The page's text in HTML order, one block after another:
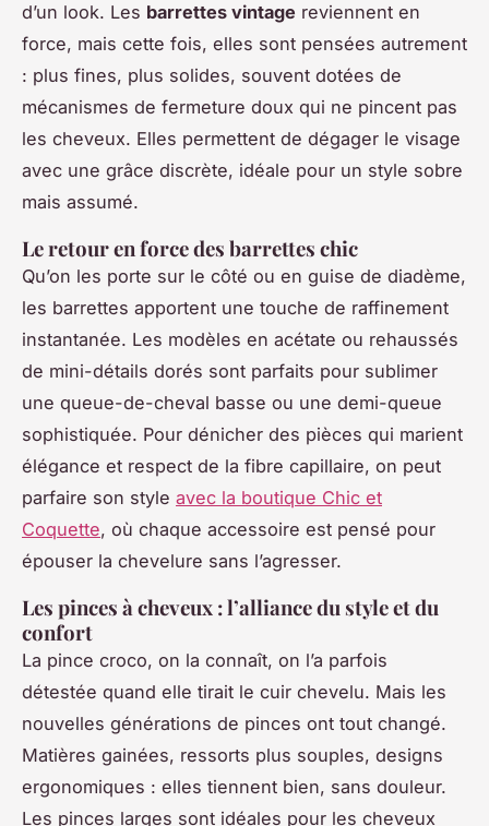
d’un look. Les barrettes vintage reviennent en
force, mais cette fois, elles sont pensées autrement
: plus fines, plus solides, souvent dotées de
mécanismes de fermeture doux qui ne pincent pas
les cheveux. Elles permettent de dégager le visage
avec une grâce discrète, idéale pour un style sobre
mais assumé.
Le retour en force des barrettes chic
Qu’on les porte sur le côté ou en guise de diadème,
les barrettes apportent une touche de raffinement
instantanée. Les modèles en acétate ou rehaussés
de mini-détails dorés sont parfaits pour sublimer
une queue-de-cheval basse ou une demi-queue
sophistiquée. Pour dénicher des pièces qui marient
élégance et respect de la fibre capillaire, on peut
parfaire son style avec la boutique Chic et
Coquette, où chaque accessoire est pensé pour
épouser la chevelure sans l’agresser.
Les pinces à cheveux : l’alliance du style et du
confort
La pince croco, on la connaît, on l’a parfois
détestée quand elle tirait le cuir chevelu. Mais les
nouvelles générations de pinces ont tout changé.
Matières gainées, ressorts plus souples, designs
ergonomiques : elles tiennent bien, sans douleur.
Les pinces larges sont idéales pour les cheveux